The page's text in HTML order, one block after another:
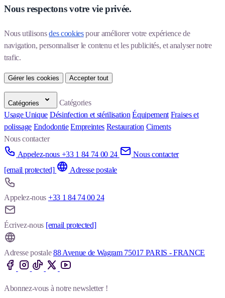
Nous respectons votre vie privée.
Nous utilisons des cookies pour améliorer votre expérience de
navigation, personnaliser le contenu et les publicités, et analyser notre
trafic.
Gérer les cookies Accepter tout
Catégories
Catégories
Usage Unique Désinfection et stérilisation Équipement Fraises et
polissage Endodontie Empreintes Restauration Ciments
Nous contacter
Appelez-nous +33 1 84 74 00 24
Nous contacter
[email protected]
Adresse postale
Appelez-nous +33 1 84 74 00 24
Écrivez-nous [email protected]
Adresse postale 88 Avenue de Wagram 75017 PARIS - FRANCE
Abonnez-vous à notre newsletter !